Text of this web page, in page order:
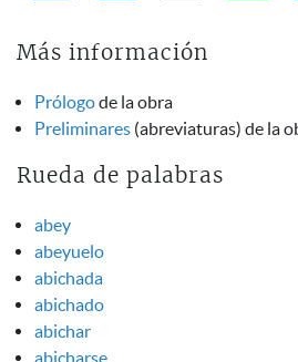
Más información
Prólogode la obra
Preliminares (abreviaturas) de la
Rueda de palabras
abey
abeyuelo
abichada
abichado
abichar
abicharse